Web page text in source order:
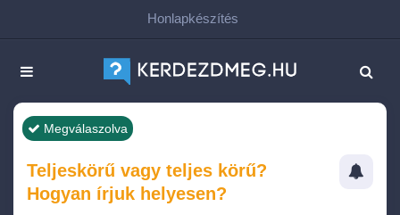
Honlapkészítés
Megválaszolva
Teljeskörű vagy teljes körű?
Hogyan írjuk helyesen?